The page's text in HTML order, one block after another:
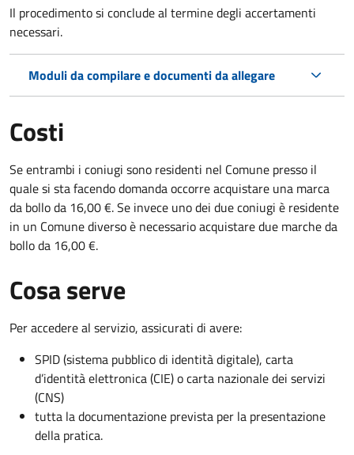
Il procedimento si conclude al termine degli accertamenti
necessari.
Moduli da compilare e documenti da allegare
Costi
Se entrambi i coniugi sono residenti nel Comune presso il
quale si sta facendo domanda occorre acquistare una marca
da bollo da 16,00 €. Se invece uno dei due coniugi è residente
in un Comune diverso è necessario acquistare due marche da
bollo da 16,00 €.
Cosa serve
Per accedere al servizio, assicurati di avere:
SPID (sistema pubblico di identità digitale), carta
d’identità elettronica (CIE) o carta nazionale dei servizi
(CNS)
tutta la documentazione prevista per la presentazione
della pratica.